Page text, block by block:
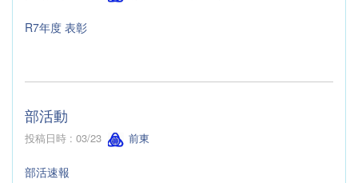
R7年度 表彰
部活動
投稿日時 : 03/23 前東
部活速報